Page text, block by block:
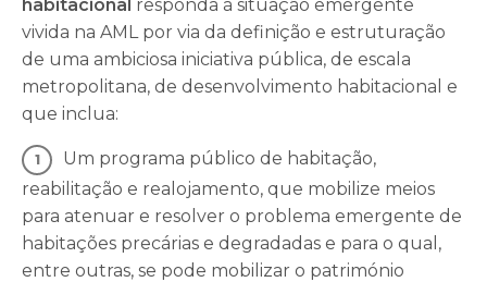
habitacional responda à situação emergente
vivida na AML por via da definição e estruturação
de uma ambiciosa iniciativa pública, de escala
metropolitana, de desenvolvimento habitacional e
que inclua:
Um programa público de habitação,
reabilitação e realojamento, que mobilize meios
para atenuar e resolver o problema emergente de
habitações precárias e degradadas e para o qual,
entre outras, se pode mobilizar o património